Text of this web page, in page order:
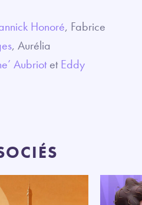
Honoré, Fabrice
, Aurélia
AubriotetEddy